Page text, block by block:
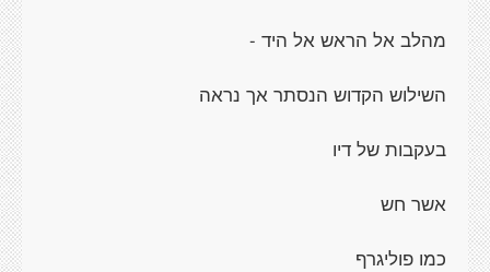
מהלב אל הראש אל היד -
השילוש הקדוש הנסתר אך נראה
בעקבות של דיו
אשר חש
כמו פוליגרף